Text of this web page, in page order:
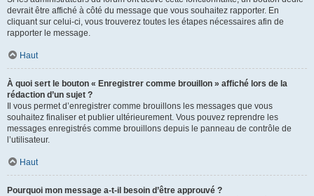
devrait être affiché à côté du message que vous souhaitez rapporter. En
cliquant sur celui-ci, vous trouverez toutes les étapes nécessaires afin de
rapporter le message.
Haut
À quoi sert le bouton « Enregistrer comme brouillon » affiché lors de la
rédaction d’un sujet ?
Il vous permet d’enregistrer comme brouillons les messages que vous
souhaitez finaliser et publier ultérieurement. Vous pouvez reprendre les
messages enregistrés comme brouillons depuis le panneau de contrôle de
l’utilisateur.
Haut
Pourquoi mon message a-t-il besoin d’être approuvé ?